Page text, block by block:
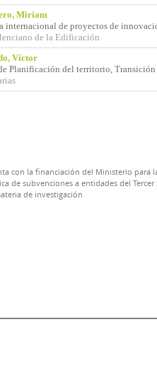
Miriam
internacional de proyectos de
de la Edificación
Víctor
Planificación del territorio,
con la financiación del Ministerio para
de subvenciones a entidades del
de investigación